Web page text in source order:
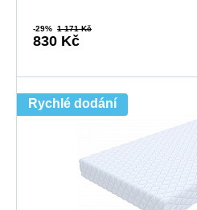
-29% 1 171 Kč
830 Kč
Rychlé dodání